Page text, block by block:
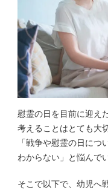
慰霊の日を目前に迎え
考えることはとても大
「戦争や慰霊の日に
わからない」と悩んで
そこで以下で、幼児へ